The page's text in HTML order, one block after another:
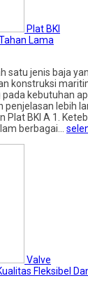
Plat BKI
Lama
satu jenis baja
konstruksi
kebutuhan
penjelasan lebih
Plat BKI A 1.
berbagai…
Valve
Fleksibel